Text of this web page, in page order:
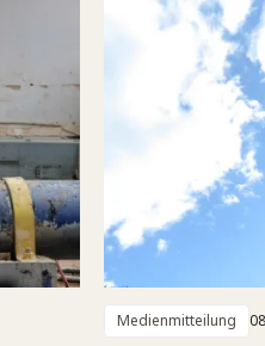
Medienmitteilung